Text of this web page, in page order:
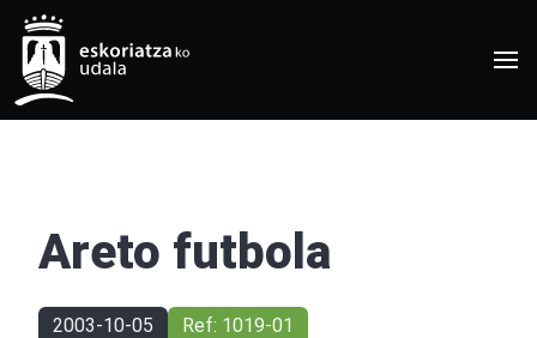
Areto futbola
2003-10-05 Ref: 1019-01